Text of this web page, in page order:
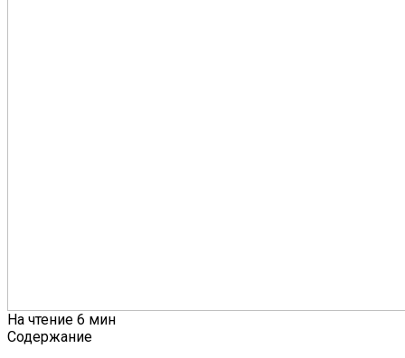
На чтение 6 мин
Содержание